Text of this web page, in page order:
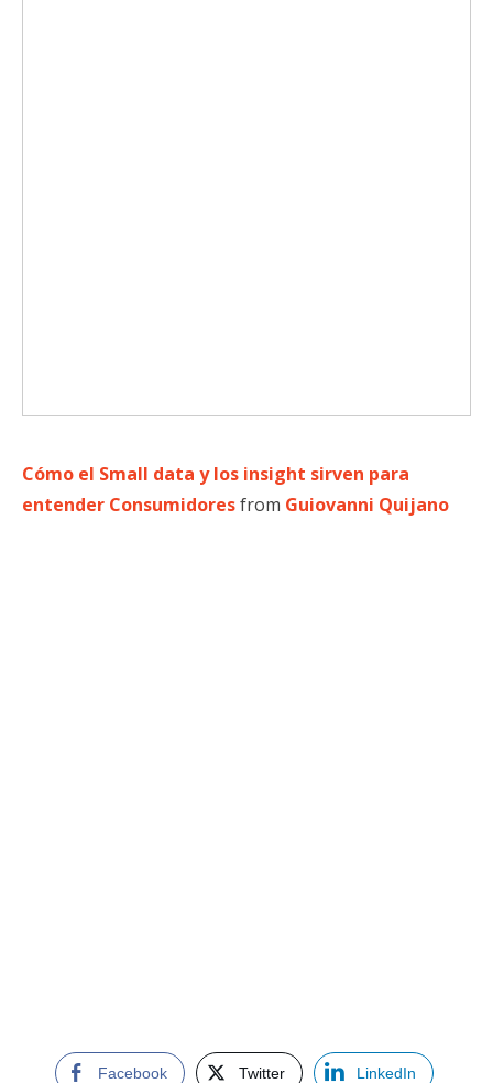
Cómo el Small data y los insight sirven para
entender Consumidoresfrom Guiovanni Quijano
Facebook Twitter LinkedIn